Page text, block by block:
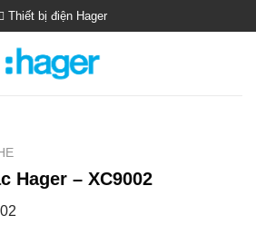
Thiết bị điện Hager
Hager – XC9002